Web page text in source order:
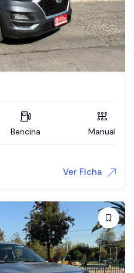
Bencina Manual
Ver Ficha